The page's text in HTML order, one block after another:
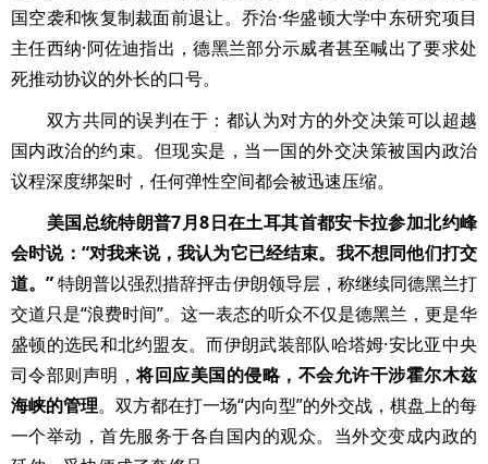
国空袭和恢复制裁面前退让。乔治·华盛顿大学中东研究项目
主任西纳·阿佐迪指出，德黑兰部分示威者甚至喊出了要求处
死推动协议的外长的口号。
双方共同的误判在于：都认为对方的外交决策可以超越
国内政治的约束。但现实是，当一国的外交决策被国内政治
议程深度绑架时，任何弹性空间都会被迅速压缩。
美国总统特朗普7月8日在土耳其首都安卡拉参加北约峰
会时说：“对我来说，我认为它已经结束。我不想同他们打交
道。”特朗普以强烈措辞抨击伊朗领导层，称继续同德黑兰打
交道只是“浪费时间”。这一表态的听众不仅是德黑兰，更是华
盛顿的选民和北约盟友。而伊朗武装部队哈塔姆·安比亚中央
司令部则声明，将回应美国的侵略，不会允许干涉霍尔木兹
海峡的管理。双方都在打一场“内向型”的外交战，棋盘上的每
一个举动，首先服务于各自国内的观众。当外交变成内政的